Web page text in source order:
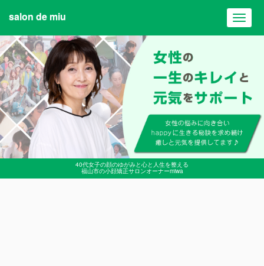
40代女子の顔のゆがみと心と人生を整える
福山市の小顔矯正サロンオーナーmiwa
salon de miu